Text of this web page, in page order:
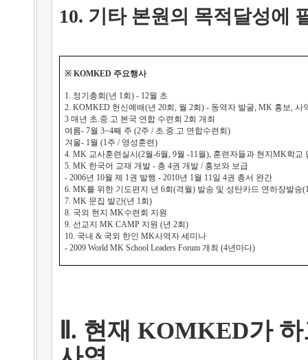
10. 기타 본원의 목적달성에
※ KOMKED 주요행사
1. 정기총회(년 1회) - 12월 초
2. KOMKED 헌신예배(년 20회, 월 2회) - 동역자 발굴, MK 홍보, 사
3 매년 초.중.고 본국 연합 수련회 2회 개최
여름- 7월 3~4째 주 (2주 / 초.중.고 연합수련회)
겨울- 1월 (1주 / 영성훈련)
4. MK 교사훈련실시(2월-6월, 9월 -11월), 훈련자들과 현지MK학교
5. MK 한국어 교재 개발 - 총 4권 개발 / 홍보와 보급
- 2006년 10월 제 1권 발행 - 2010년 1월 11일 4권 총서 완간
6. MK를 위한 기도편지 년 6회(격월) 발송 및 성탄카드 연하장발송
7. MK 문집 발간(년 1회)
8. 국외 현지 MK수련회 지원
9. 선교지 MK CAMP 지원 (년 2회)
10. 국내 & 국외 한인 MK사역자 세미나
- 2009 World MK School Leaders Forum 개최 (4년마다)
Ⅱ. 현재 KOMKED가